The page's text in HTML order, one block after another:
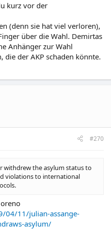
kurz vor der
(denn sie hat viel verloren),
über die Wahl. Demirtas
Anhänger zur Wahl
der AKP schaden könnte.
#270
withdrew the asylum status to
violations to international
04/11/julian-assange-
asylum/